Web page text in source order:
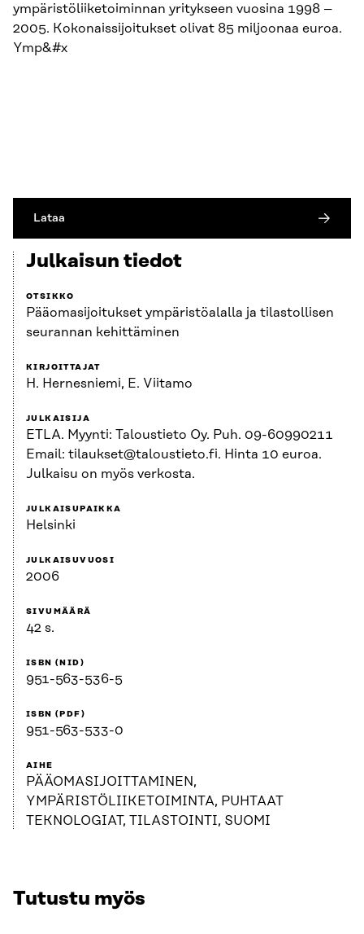
ympäristöliiketoiminnan yritykseen vuosina 1998 –
2005. Kokonaissijoitukset olivat 85 miljoonaa euroa.
Ymp&#x
Lataa
Julkaisun tiedot
OTSIKKO
Pääomasijoitukset ympäristöalalla ja tilastollisen
seurannan kehittäminen
KIRJOITTAJAT
H. Hernesniemi, E. Viitamo
JULKAISIJA
ETLA. Myynti: Taloustieto Oy. Puh. 09-60990211
Email: tilaukset@taloustieto.fi. Hinta 10 euroa.
Julkaisu on myös verkosta.
JULKAISUPAIKKA
Helsinki
JULKAISUVUOSI
2006
SIVUMÄÄRÄ
42 s.
ISBN (NID)
951-563-536-5
ISBN (PDF)
951-563-533-0
AIHE
PÄÄOMASIJOITTAMINEN,
YMPÄRISTÖLIIKETOIMINTA, PUHTAAT
TEKNOLOGIAT, TILASTOINTI, SUOMI
Tutustu myös